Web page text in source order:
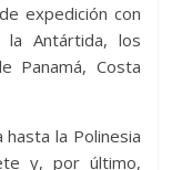
expedición con
la Antártida, los
Panamá, Costa
hasta la Polinesia
y, por último,